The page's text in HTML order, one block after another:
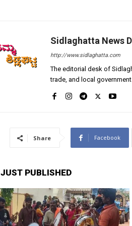
Sidlaghatta News
http://www.sidlaghatta.com
The editorial desk of
trade, and local
Share Facebook
JUST PUBLISHED